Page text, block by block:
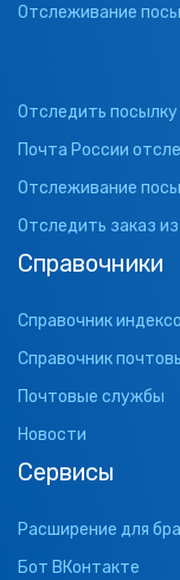
Отслеживание
Отследить посылку
Почта России
Отслеживание
Отследить заказ
Справочники
Справочник
Справочник
Почтовые службы
Новости
Сервисы
Расширение для
Бот ВКонтакте